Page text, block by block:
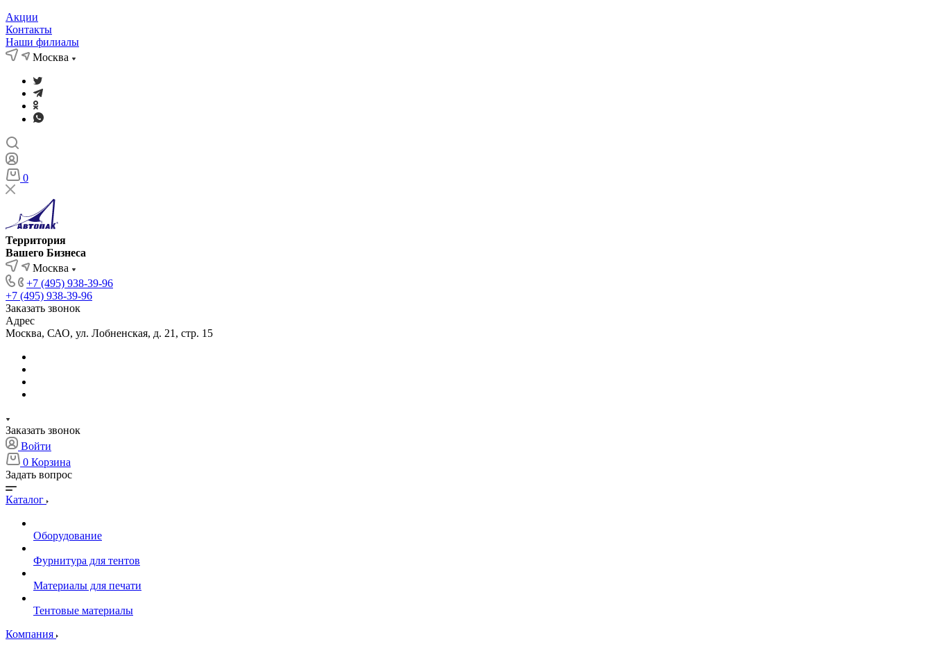
Акции
Контакты
Наши филиалы
Москва
0
Территория
Вашего Бизнеса
Москва
+7 (495) 938-39-96
+7 (495) 938-39-96
Заказать звонок
Адрес
Москва, САО, ул. Лобненская, д. 21, стр. 15
Заказать звонок
Войти
0 Корзина
Задать вопрос
Каталог
Оборудование
Фурнитура для тентов
Материалы для печати
Тентовые материалы
Компания